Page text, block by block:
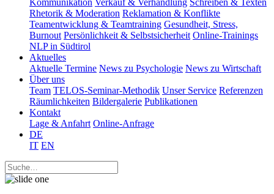
Kommunikation Verkauf & Verhandlung Schreiben & Texten
Rhetorik & Moderation Reklamation & Konflikte
Teamentwicklung & Teamtraining Gesundheit, Stress,
Burnout Persönlichkeit & Selbstsicherheit Online-Trainings
NLP in Südtirol
Aktuelles
Aktuelle Termine News zu Psychologie News zu Wirtschaft
Über uns
Team TELOS-Seminar-Methodik Unser Service Referenzen
Räumlichkeiten Bildergalerie Publikationen
Kontakt
Lage & Anfahrt Online-Anfrage
DE
IT EN